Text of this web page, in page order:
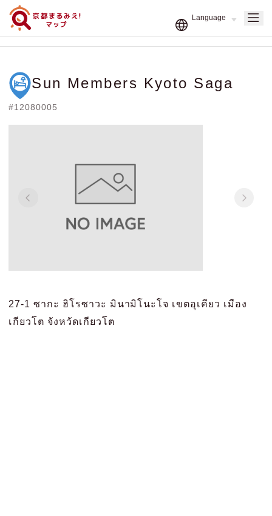
Sun Members Kyoto Saga
#12080005
27-1 ซากะ ฮิโรซาวะ มินามิโนะโจ เขตอุเคียว เมือง
เกียวโต จังหวัดเกียวโต